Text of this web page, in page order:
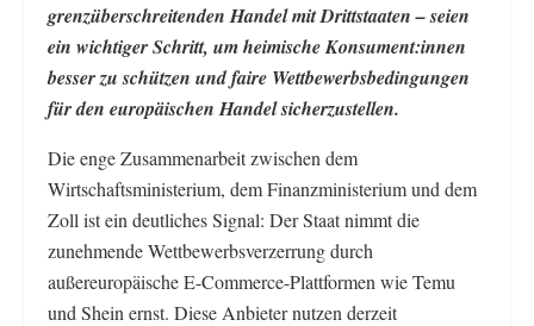
grenzüberschreitenden Handel mit Drittstaaten – seien
ein wichtiger Schritt, um heimische Konsument:innen
besser zu schützen und faire Wettbewerbsbedingungen
für den europäischen Handel sicherzustellen.
Die enge Zusammenarbeit zwischen dem
Wirtschaftsministerium, dem Finanzministerium und dem
Zoll ist ein deutliches Signal: Der Staat nimmt die
zunehmende Wettbewerbsverzerrung durch
außereuropäische E-Commerce-Plattformen wie Temu
und Shein ernst. Diese Anbieter nutzen derzeit